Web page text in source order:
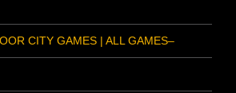
CITY GAMES | ALL GAMES–